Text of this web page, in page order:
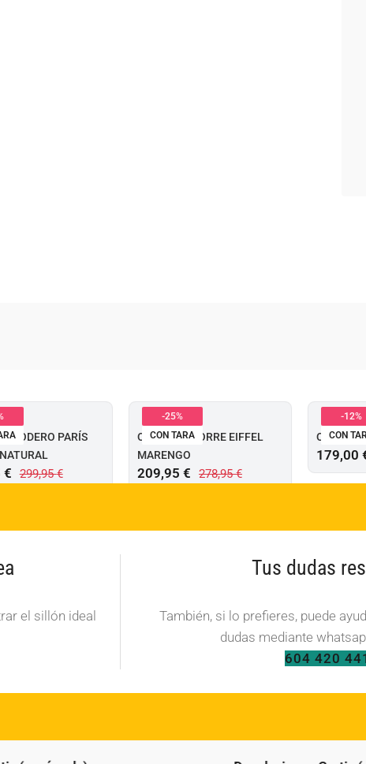
RODERO PARÍS
299,95€
€
-25%
CON TARA
OUTLET – TORRE EIFFEL
MARENGO
278,95€
209,95 €
-12%
CON
OUTLET
179,00
el sillón ideal
Tus dudas
También, si lo prefieres, puede
dudas mediante
604 420